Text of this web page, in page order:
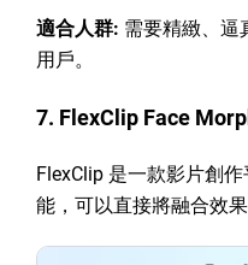
適合人群: 需要精緻、逼
用戶。
7. FlexClip Face
FlexClip 是一款影片創
能，可以直接將融合效